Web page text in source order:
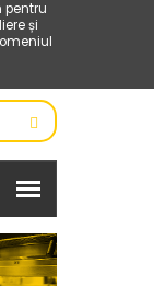
pentru
și